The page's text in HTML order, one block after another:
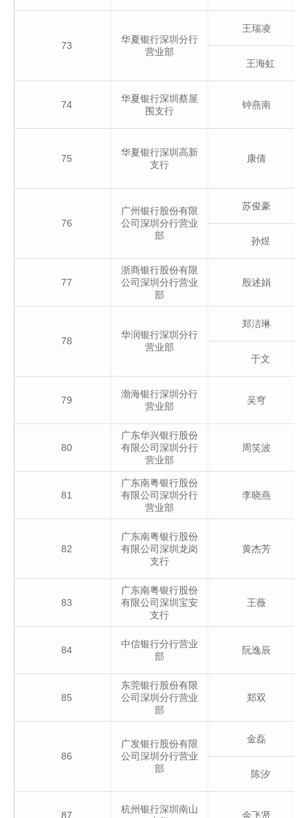
73
华夏银行深圳分行
营业部
王瑞凌
王海虹
74
华夏银行深圳蔡屋
围支行
钟燕南
75
华夏银行深圳高新
支行
康倩
76
广州银行股份有限
公司深圳分行营业
部
苏俊豪
孙煜
77
浙商银行股份有限
公司深圳分行营业
部
殷述娟
78
华润银行深圳分行
营业部
郑洁琳
于文
79
渤海银行深圳分行
营业部
吴穹
80
广东华兴银行股份
有限公司深圳分行
营业部
周笑波
81
广东南粤银行股份
有限公司深圳分行
营业部
李晓燕
82
广东南粤银行股份
有限公司深圳龙岗
支行
黄杰芳
83
广东南粤银行股份
有限公司深圳宝安
支行
王薇
84
中信银行分行营业
部
阮逸辰
85
东莞银行股份有限
公司深圳分行营业
部
郑双
86
广发银行股份有限
公司深圳分行营业
部
金磊
陈汐
87
杭州银行深圳南山
余飞贤